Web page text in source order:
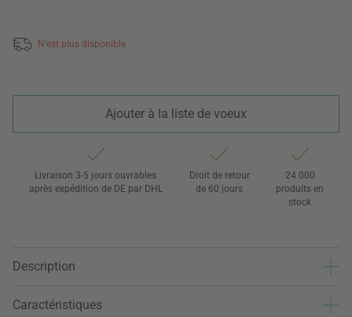
N’est plus disponible
Ajouter à la liste de voeux
Livraison 3-5 jours ouvrables
après expédition de DE par DHL
Droit de retour
de 60 jours
24 000
produits en
stock
Description
Caractéristiques